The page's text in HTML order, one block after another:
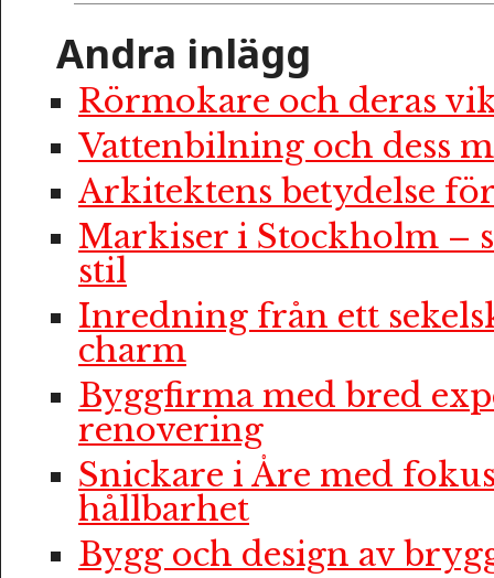
Andra inlägg
Rörmokare och deras
Vattenbilning och dess
Arkitektens betydelse
Markiser i Stockholm –
stil
Inredning från ett
charm
Byggfirma med bred
renovering
Snickare i Åre med
hållbarhet
Bygg och design av